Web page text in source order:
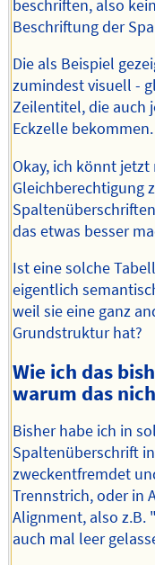
beschriften, also
Beschriftung der
Die als Beispiel
zumindest visuell -
Zeilentitel, die auch
Eckzelle bekommen.
Okay, ich könnt
Gleichberechtigung
das etwas besser
Ist eine solche
eigentlich
weil sie eine ganz
Grundstruktur hat?
Wie ich das
warum das
Bisher habe ich in
Spaltenüberschrift
zweckentfremdet
Trennstrich, oder in
Alignment, also z.B.
auch mal leer